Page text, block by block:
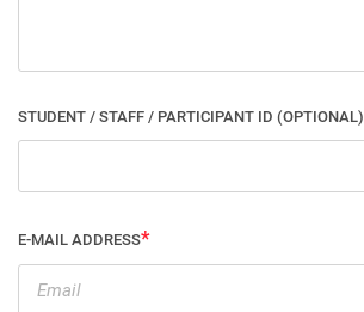
STUDENT / STAFF / PARTICIPANT ID (OPTIONAL)
E-MAIL ADDRESS